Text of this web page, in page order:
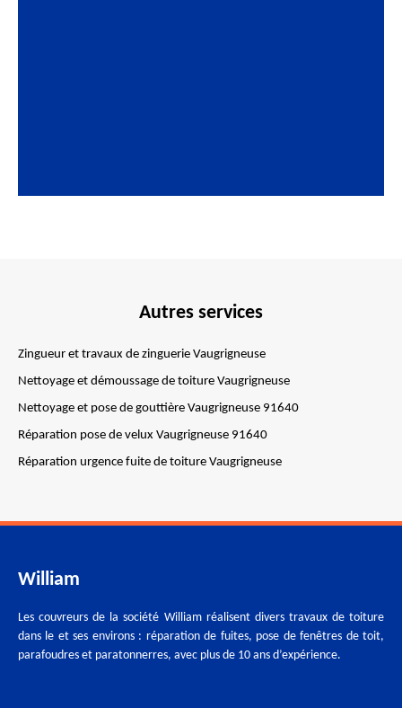
Autres services
Zingueur et travaux de zinguerie Vaugrigneuse
Nettoyage et démoussage de toiture Vaugrigneuse
Nettoyage et pose de gouttière Vaugrigneuse 91640
Réparation pose de velux Vaugrigneuse 91640
Réparation urgence fuite de toiture Vaugrigneuse
William
Les couvreurs de la société William réalisent divers travaux de toiture
dans le et ses environs : réparation de fuites, pose de fenêtres de toit,
parafoudres et paratonnerres, avec plus de 10 ans d’expérience.